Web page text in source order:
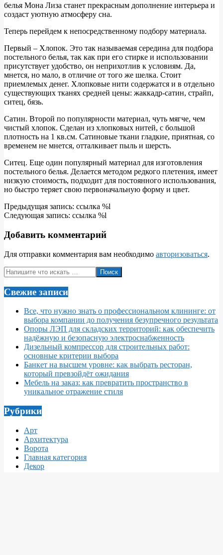
белья Мона Лиза станет прекрасным дополнение интерьера и
создаст уютную атмосферу сна.
Теперь перейдем к непосредственному подбору материала.
Первый – Хлопок. Это так называемая середина для подбора
постельного белья, так как при его стирке и использовании
присутствует удобство, он неприхотлив к условиям. Да,
мнется, но мало, в отличие от того же шелка. Стоит
приемлемых денег. Хлопковые нити содержатся и в отдельно
существующих тканях средней цены: жаккадр-сатин, страйп,
ситец, бязь.
Сатин. Второй по популярности материал, чуть мягче, чем
чистый хлопок. Сделан из хлопковых нитей, с большой
плотность на 1 кв.см. Сатиновые ткани гладкие, приятная, со
временем не мнется, отталкивает пыль и шерсть.
Ситец. Еще один популярный материал для изготовления
постельного белья. Делается методом редкого плетения, имеет
низкую стоимость, подходит для постоянного использования,
но быстро теряет свою первоначальную форму и цвет.
2017-
11-
Предыдущая запись: ссылка %l
Следующая запись: ссылка %l
Добавить комментарий
Для отправки комментария вам необходимо авторизоваться.
Поиск
Свежие записи
Все, что нужно знать о профессиональном клининге: от
выбора компании до получения безупречного результата
Опоры ЛЭП для складских территорий: как обеспечить
надёжную и безопасную электроснабженность
Дизельный компрессор для строительных работ:
основные критерии выбора
Банкет на высшем уровне: как выбрать ресторан,
который превзойдёт ожидания
Мебель на заказ: как превратить пространство в
уникальное отражение стиля
Рубрики
Арт
Архитектура
Ворота
Главная категория
Декор